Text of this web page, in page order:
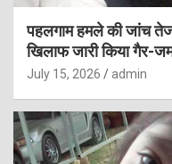
पहलगाम हमले की जांच
खिलाफ जारी किया गैर-
July 15, 2026 admin